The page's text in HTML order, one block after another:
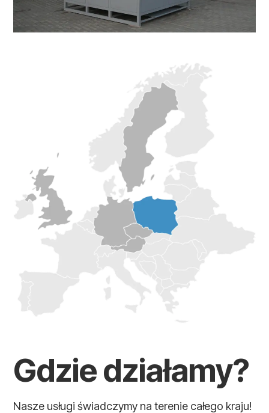
Gdzie działamy?
Nasze usługi świadczymy na terenie całego kraju!